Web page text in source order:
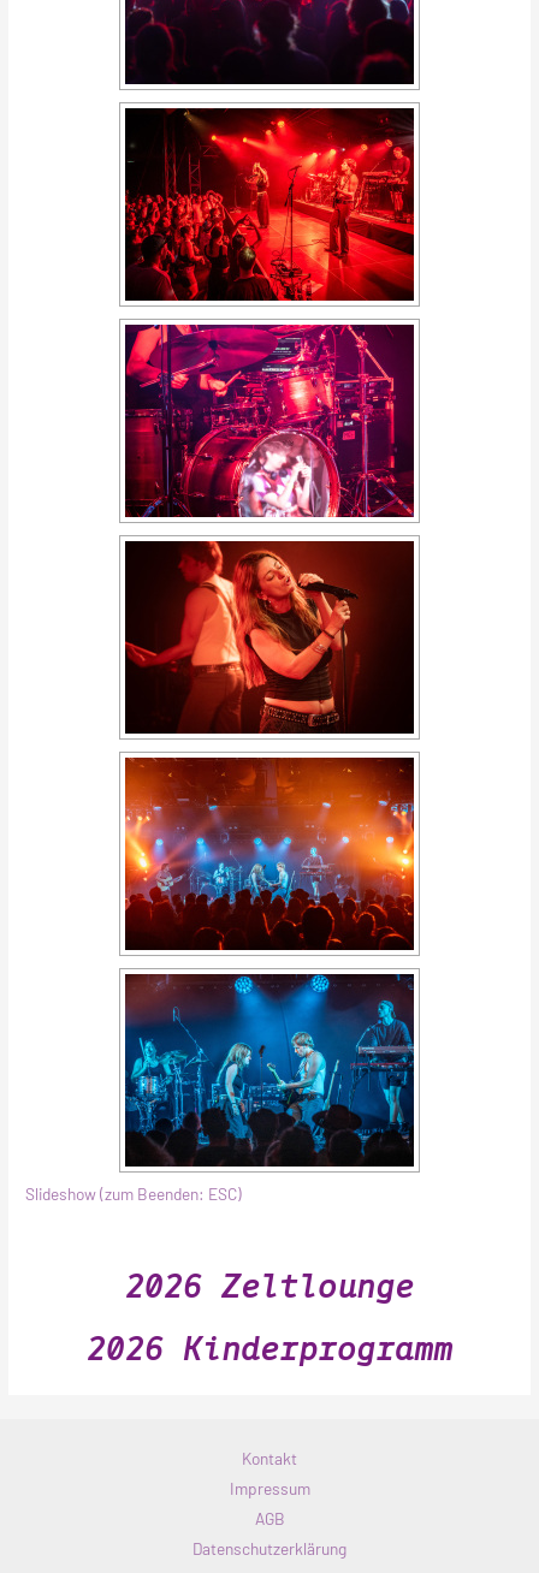
Slideshow (zum Beenden: ESC)
2026 Zeltlounge
2026 Kinderprogramm
Kontakt
Impressum
AGB
Datenschutzerklärung